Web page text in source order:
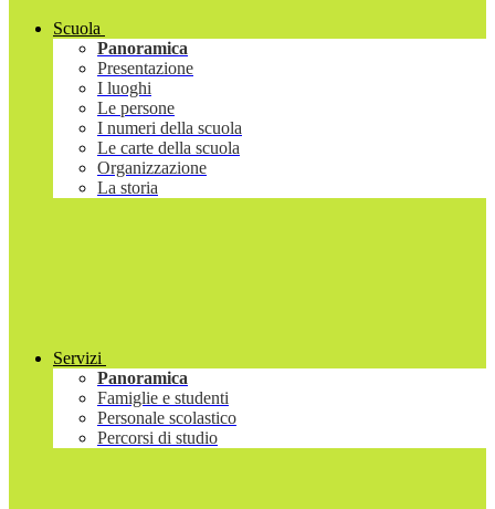
Scuola
Panoramica
Presentazione
I luoghi
Le persone
I numeri della scuola
Le carte della scuola
Organizzazione
La storia
Servizi
Panoramica
Famiglie e studenti
Personale scolastico
Percorsi di studio